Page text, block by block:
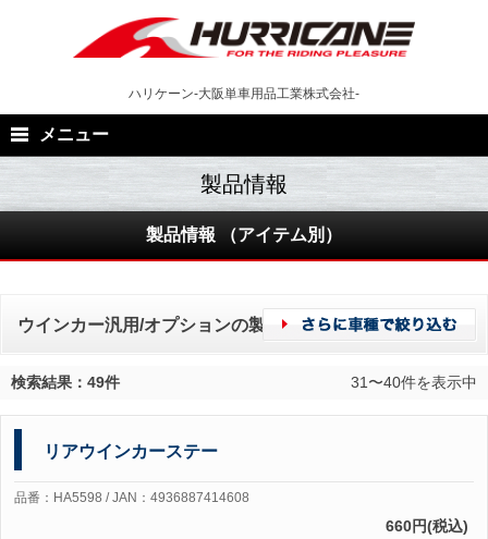
ハリケーン-大阪単車用品工業株式会社-
メニュー
製品情報 （アイテム別）
ウインカー汎用/オプションの製品一覧
検索結果：49件 31〜40件を表示中
リアウインカーステー
品番：HA5598 / JAN：4936887414608
660円(税込)